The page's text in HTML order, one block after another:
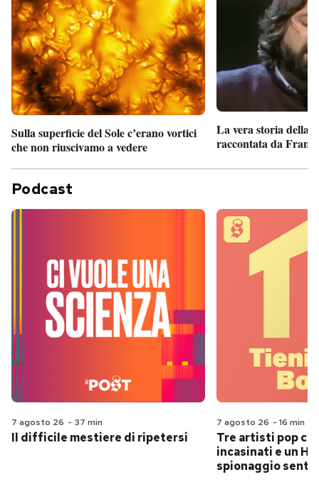
Sulla superficie del Sole c’erano vortici
che non riuscivamo a vedere
La vera storia della
raccontata da
Podcast
7 agosto 26 - 37 min
Il difficile mestiere di ripetersi
7 agosto 26 - 16 min
Tre artisti pop
incasinati e un
spionaggio